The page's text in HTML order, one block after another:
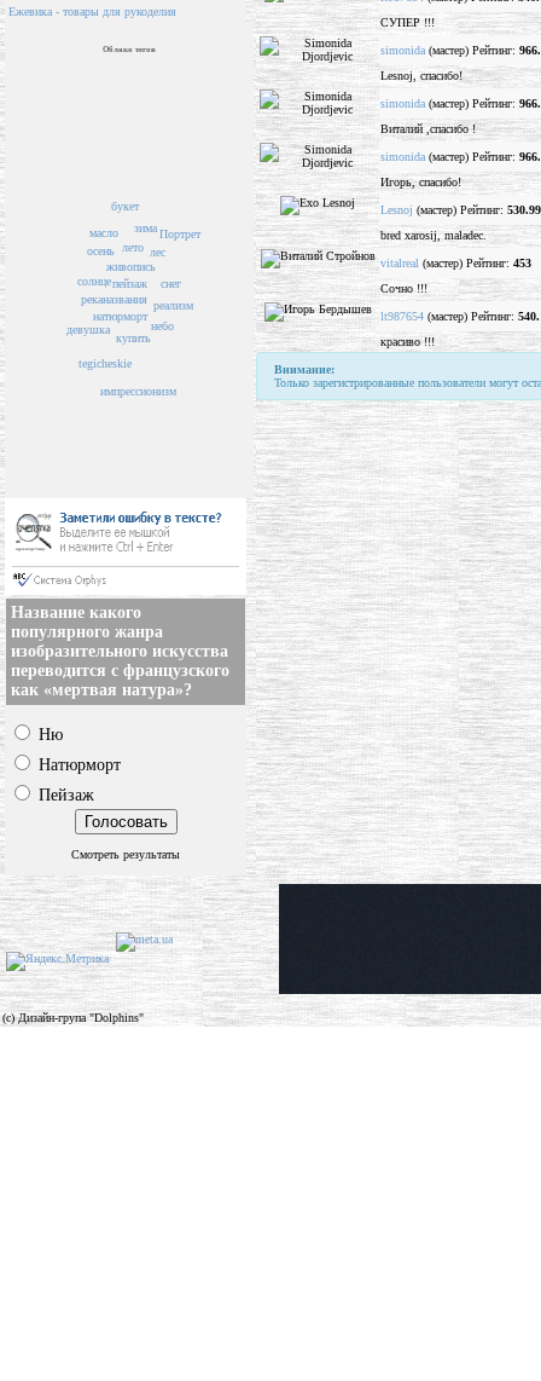
Ежевика - товары для рукоделия
Облако тегов
пейзаж
названия
живопись
лето
натюрморт
купить
солнце
лес
зима
осень
букет
масло
река
снег
tegicheskie
реализм
небо
импрессионизм
Портрет
девушка
Название какого
популярного жанра
изобразительного искусства
переводится с французского
как «мертвая натура»?
Ню
Натюрморт
Пейзаж
Смотреть результаты
СУПЕР !!!
simonida (мастер) Рейтинг:
Lesnoj, спасибо!
simonida (мастер) Рейтинг:
Виталий ,спасибо !
simonida (мастер) Рейтинг:
Игорь, спасибо!
Lesnoj (мастер) Рейтинг: 530.99
bred xarosij, maladec.
vitalreal (мастер) Рейтинг: 453
Сочно !!!
lt987654 (мастер) Рейтинг:
красиво !!!
Внимание:
Только зарегистрированные пользователи могут
(c) Дизайн-група "Dolphins"